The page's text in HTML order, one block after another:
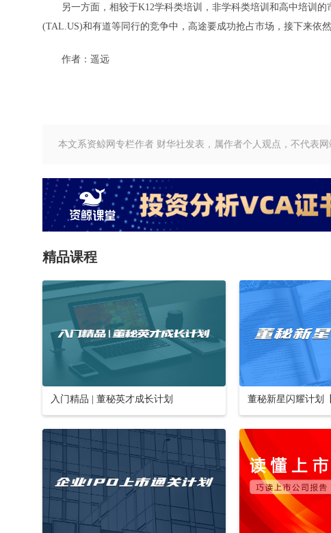
另一方面，相较于K12学科类培训，非学科类培训和高中培训的
(TAL.US)和有道等同行的竞争中，高途要成功抢占市场，接下来依
作者：遥远
本文系资鲸网专栏作者 财华社发表，属作者个人观点，不代表
精品课程
入门精品 | 董秘英才成长计划 董秘新星闪耀计划